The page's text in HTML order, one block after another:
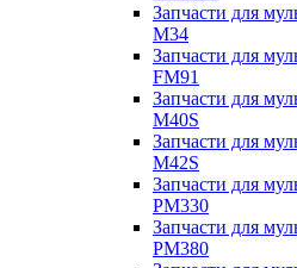
Запчасти для
M34
Запчасти для
FM91
Запчасти для
M40S
Запчасти для
M42S
Запчасти для
PM330
Запчасти для
PM380